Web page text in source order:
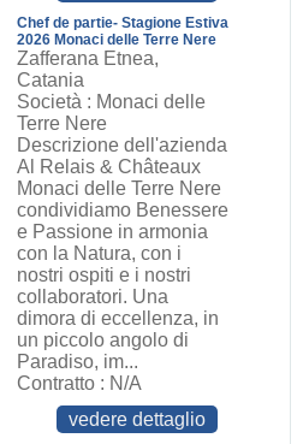
Chef de partie- Stagione Estiva
2026 Monaci delle Terre Nere
Zafferana Etnea,
Catania
Società : Monaci delle
Terre Nere
Descrizione dell'azienda
Al Relais & Châteaux
Monaci delle Terre Nere
condividiamo Benessere
e Passione in armonia
con la Natura, con i
nostri ospiti e i nostri
collaboratori. Una
dimora di eccellenza, in
un piccolo angolo di
Paradiso, im...
Contratto : N/A
vedere dettaglio